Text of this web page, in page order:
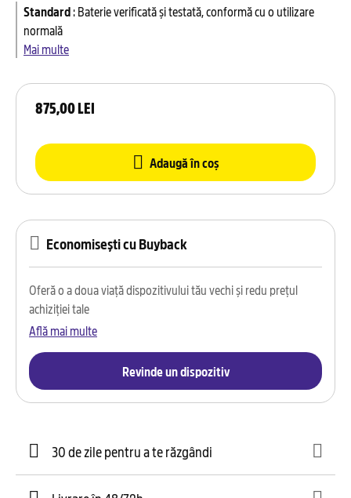
875,00 LEI
Adaugă în coș
Standard:Baterie verificată și testată, conformă cu o utilizare
normală
Mai multe
Economisești cu Buyback
Oferă o a doua viață dispozitivului tău vechi și redu prețul
achiziției tale
Află mai multe
Revinde un dispozitiv
30 de zile pentru a te răzgândi